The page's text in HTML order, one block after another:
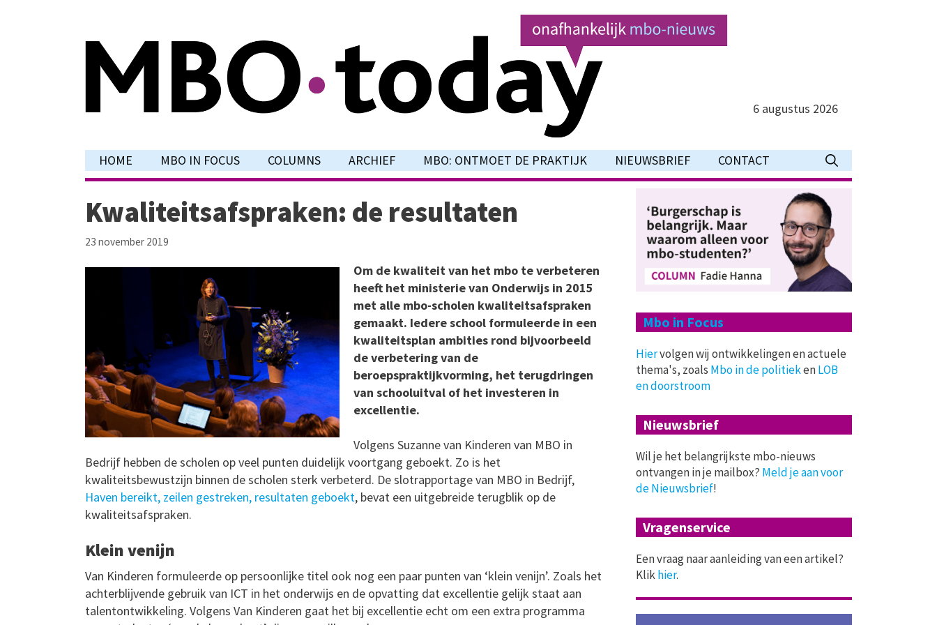
6 augustus 2026
HOME MBO IN FOCUS COLUMNS ARCHIEF MBO: ONTMOET DE PRAKTIJK NIEUWSBRIEF CONTACT
Kwaliteitsafspraken: de resultaten
23 november 2019
Om de kwaliteit van het mbo te verbeteren
heeft het ministerie van Onderwijs in 2015
met alle mbo-scholen kwaliteitsafspraken
gemaakt. Iedere school formuleerde in een
kwaliteitsplan ambities rond bijvoorbeeld
de verbetering van de
beroepspraktijkvorming, het terugdringen
van schooluitval of het investeren in
excellentie.
Volgens Suzanne van Kinderen van MBO in
Bedrijf hebben de scholen op veel punten duidelijk voortgang geboekt. Zo is het
kwaliteitsbewustzijn binnen de scholen sterk verbeterd. De slotrapportage van MBO in Bedrijf,
Haven bereikt, zeilen gestreken, resultaten geboekt, bevat een uitgebreide terugblik op de
kwaliteitsafspraken.
Klein venijn
Van Kinderen formuleerde op persoonlijke titel ook nog een paar punten van ‘klein venijn’. Zoals het
achterblijvende gebruik van ICT in het onderwijs en de opvatting dat excellentie gelijk staat aan
talentontwikkeling. Volgens Van Kinderen gaat het bij excellentie echt om een extra programma
Mbo in Focus
Hiervolgen wij ontwikkelingen en actuele
thema's, zoals Mbo in de politiekenLOB
en doorstroom
Nieuwsbrief
Wil je het belangrijkste mbo-nieuws
ontvangen in je mailbox? Meld je aan voor
de Nieuwsbrief!
Vragenservice
Een vraag naar aanleiding van een artikel?
Klikhier.